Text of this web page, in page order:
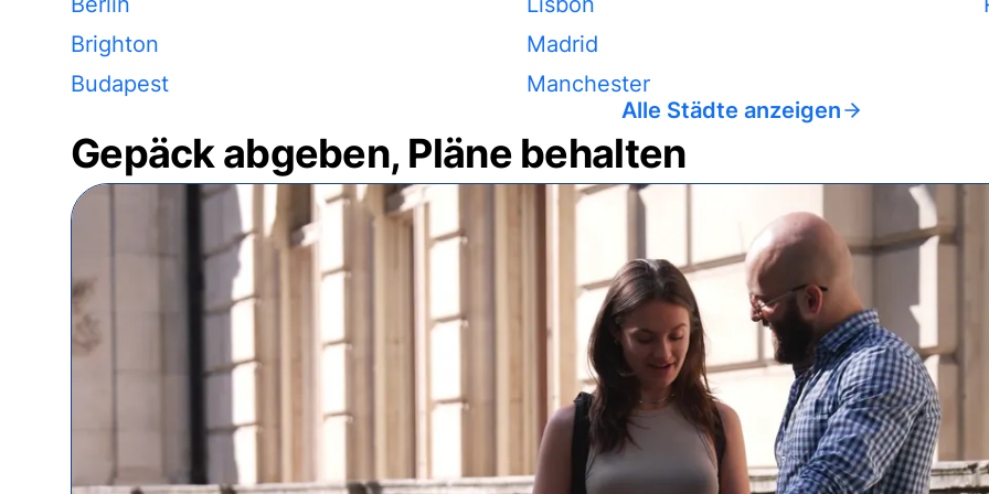
Brighton
Budapest
Madrid
Manchester
Alle Städte anzeigen
Gepäck abgeben, Pläne behalten